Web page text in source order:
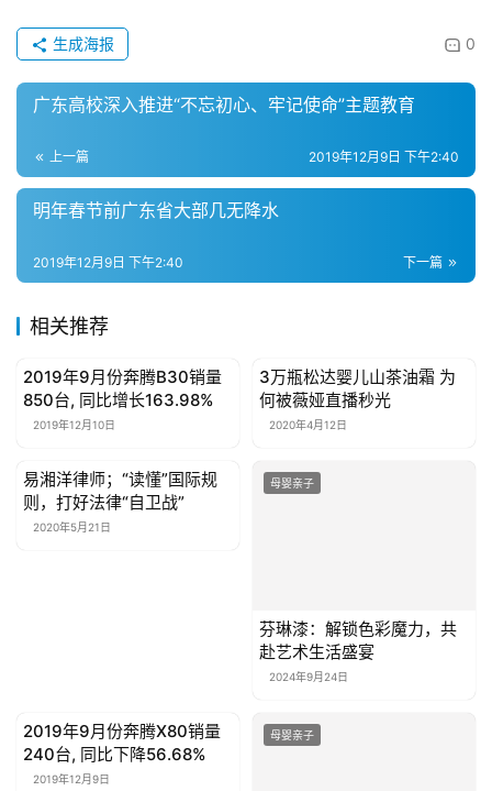
0
生成海报
广东高校深入推进“不忘初心、牢记使命”主题教育
上一篇 2019年12月9日 下午2:40
明年春节前广东省大部几无降水
下一篇
2019年12月9日 下午2:40
相关推荐
母婴亲子
2019年9月份奔腾B30销量
850台, 同比增长163.98%
2019年12月10日
母婴亲子
3万瓶松达婴儿山茶油霜 为
何被薇娅直播秒光
2020年4月12日
母婴亲子
易湘洋律师；“读懂”国际规
则，打好法律“自卫战”
2020年5月21日
母婴亲子
芬琳漆：解锁色彩魔力，共
赴艺术生活盛宴
2024年9月24日
母婴亲子
2019年9月份奔腾X80销量
240台, 同比下降56.68%
2019年12月9日
母婴亲子